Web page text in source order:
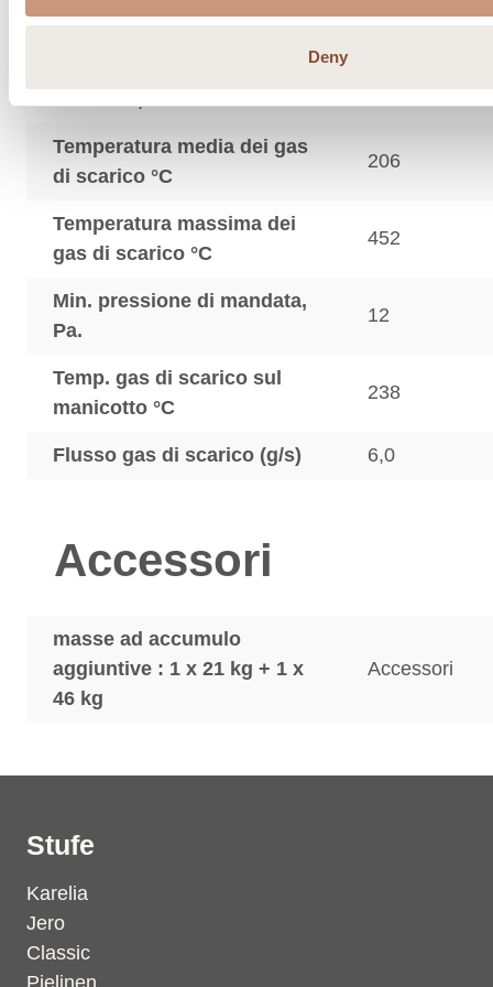
Deny
Temperatura media dei gas
di scarico °C
206
Temperatura massima dei
gas di scarico °C
452
Min. pressione di mandata,
Pa.
12
Temp. gas di scarico sul
manicotto °C
238
Flusso gas di scarico (g/s) 6,0
Accessori
masse ad accumulo
aggiuntive : 1 x 21 kg + 1 x
46 kg
Accessori
Stufe
Karelia
Jero
Classic
Pielinen